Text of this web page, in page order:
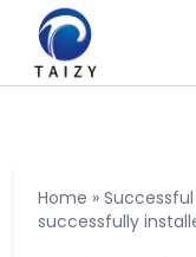
Home »
successfully